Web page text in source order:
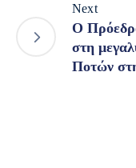
Next
Ο
στη
Ποτών